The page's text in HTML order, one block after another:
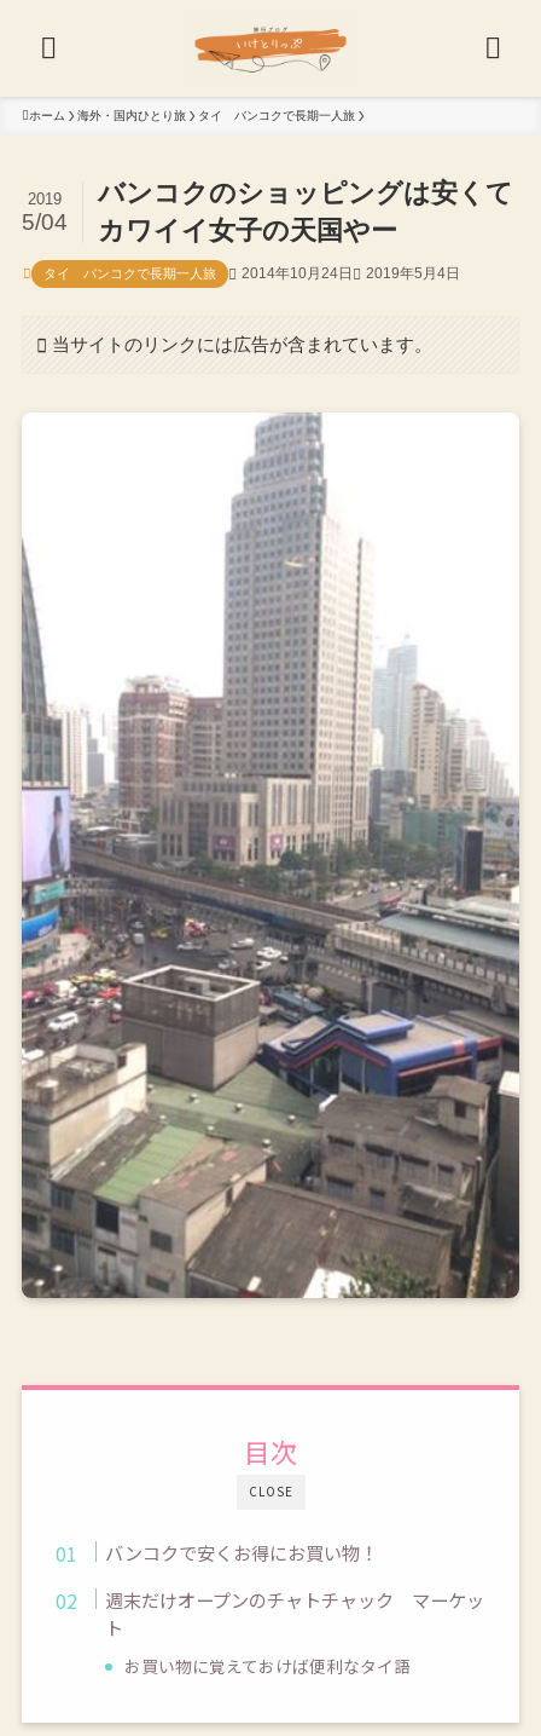
ホーム 海外・国内ひとり旅 タイ バンコクで長期一人旅
バンコクのショッピングは安くて
カワイイ女子の天国やー
2019
5/04
タイ バンコクで長期一人旅 2014年10月24日 2019年5月4日
当サイトのリンクには広告が含まれています。
CLOSE
目次
バンコクで安くお得にお買い物！
週末だけオープンのチャトチャック マーケッ
ト
お買い物に覚えておけば便利なタイ語